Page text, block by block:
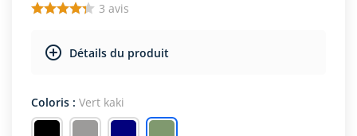
3 avis
Détails du produit
Coloris : Vert kaki